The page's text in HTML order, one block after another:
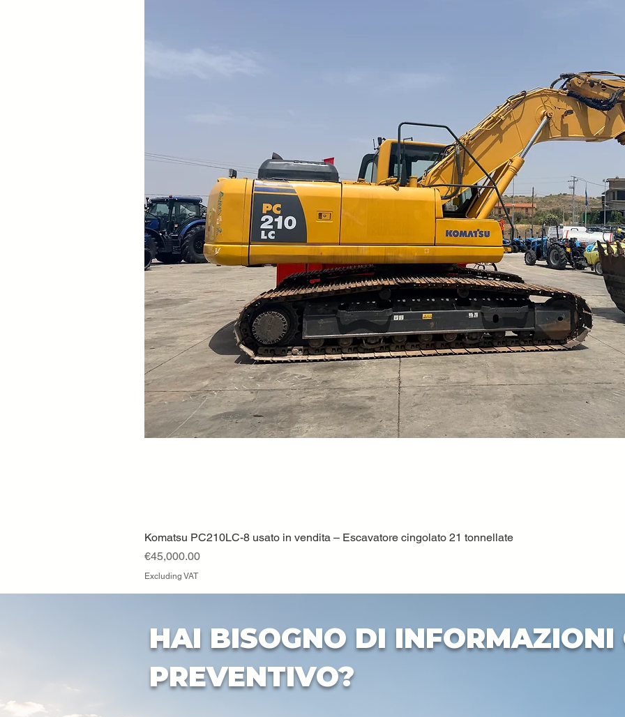
Quick View
Komatsu PC210LC-8 usato in vendita – Escavatore cingolato 21 tonnellate
Price
€45,000.00
Excluding VAT
HAI BISOGNO DI INFORMAZIONI
PREVENTIVO?